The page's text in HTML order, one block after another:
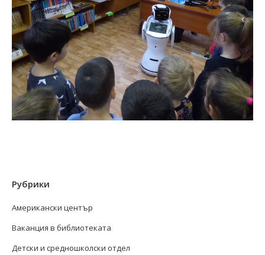
Рубрики
Американски център
Ваканция в библиотеката
Детски и средношколски отдел